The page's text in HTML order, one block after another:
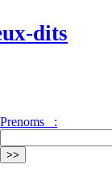
dits
Prenoms :